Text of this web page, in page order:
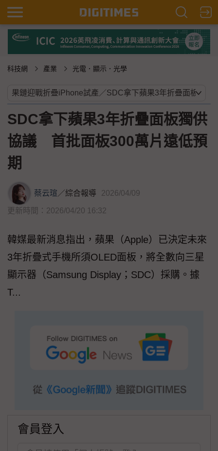
科技網 產業 光電．顯示．光學
SDC拿下蘋果3年折疊面板獨供
協議 首批面板300萬片遠低預
期
蔡云瑄／綜合報導 2026/04/09
更新時間：2026/04/20 16:32
韓媒最新消息指出，蘋果（Apple）已決定未來
3年折疊式手機所須OLED面板，將全數向三星
顯示器（Samsung Display；SDC）採購。據
T...
會員登入